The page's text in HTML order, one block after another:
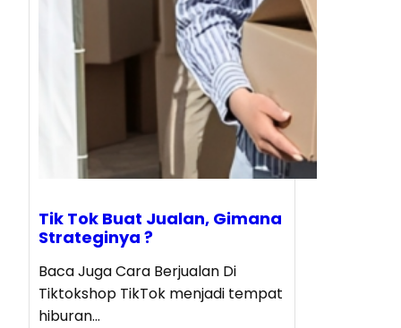
Tik Tok Buat Jualan, Gimana
Strateginya ?
Baca Juga Cara Berjualan Di
Tiktokshop TikTok menjadi tempat
hiburan…